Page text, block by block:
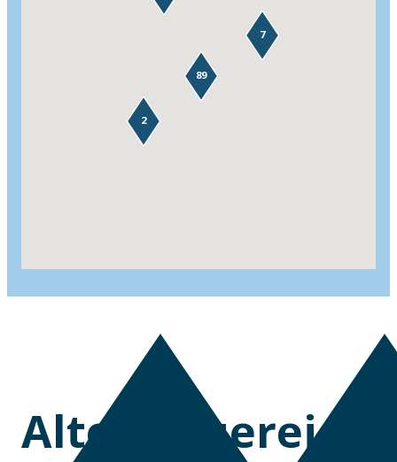
89
7
2
Alte Brauerei